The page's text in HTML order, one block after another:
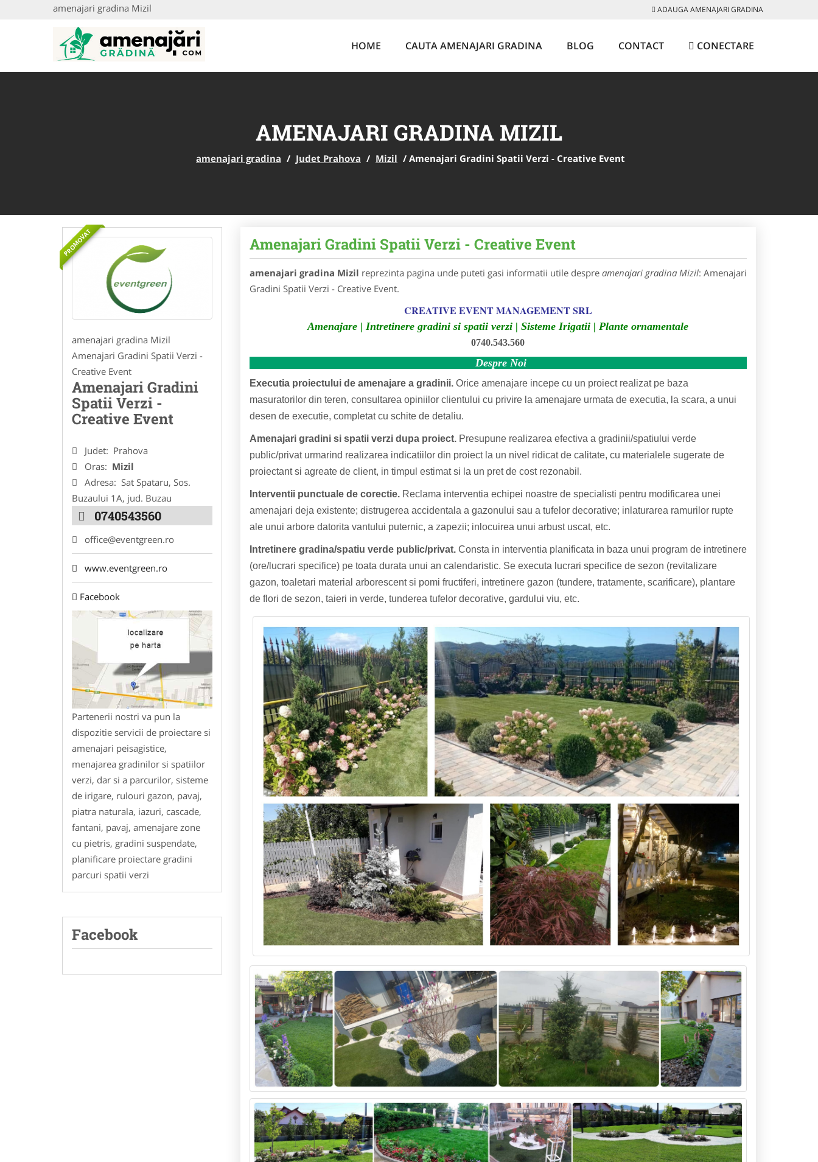
amenajari gradina Mizil ADAUGA AMENAJARI GRADINA
HOME CAUTA AMENAJARI GRADINA BLOG CONTACT CONECTARE
AMENAJARI GRADINA MIZIL
amenajari gradina / Judet Prahova / Mizil / Amenajari Gradini Spatii Verzi - Creative Event
PROMOVAT
amenajari gradina Mizil
Amenajari Gradini Spatii Verzi -
Creative Event
Amenajari Gradini
Spatii Verzi -
Creative Event
Judet: Prahova
Oras: Mizil
Adresa: Sat Spataru, Sos.
Buzaului 1A, jud. Buzau
0740543560
office@eventgreen.ro
www.eventgreen.ro
Facebook
Partenerii nostri va pun la
dispozitie servicii de proiectare si
amenajari peisagistice,
menajarea gradinilor si spatiilor
verzi, dar si a parcurilor, sisteme
de irigare, rulouri gazon, pavaj,
piatra naturala, iazuri, cascade,
fantani, pavaj, amenajare zone
cu pietris, gradini suspendate,
planificare proiectare gradini
parcuri spatii verzi
Facebook
Amenajari Gradini Spatii Verzi - Creative Event
amenajari gradina Mizil reprezinta pagina unde puteti gasi informatii utile despre amenajari gradina Mizil: Amenajari
Gradini Spatii Verzi - Creative Event.
CREATIVE EVENT MANAGEMENT SRL
Amenajare | Intretinere gradini si spatii verzi | Sisteme Irigatii | Plante ornamentale
0740.543.560
Despre Noi
Executia proiectului de amenajare a gradinii.Orice amenajare incepe cu un proiect realizat pe baza
masuratorilor din teren, consultarea opiniilor clientului cu privire la amenajare urmata de executia, la scara, a unui
desen de executie, completat cu schite de detaliu.
Amenajari gradini si spatii verzi dupa proiect.Presupune realizarea efectiva a gradinii/spatiului verde
public/privat urmarind realizarea indicatiilor din proiect la un nivel ridicat de calitate, cu materialele sugerate de
proiectant si agreate de client, in timpul estimat si la un pret de cost rezonabil.
Interventii punctuale de corectie.Reclama interventia echipei noastre de specialisti pentru modificarea unei
amenajari deja existente; distrugerea accidentala a gazonului sau a tufelor decorative; inlaturarea ramurilor rupte
ale unui arbore datorita vantului puternic, a zapezii; inlocuirea unui arbust uscat, etc.
Intretinere gradina/spatiu verde public/privat.Consta in interventia planificata in baza unui program de intretinere
(ore/lucrari specifice) pe toata durata unui an calendaristic. Se executa lucrari specifice de sezon (revitalizare
gazon, toaletari material arborescent si pomi fructiferi, intretinere gazon (tundere, tratamente, scarificare), plantare
de flori de sezon, taieri in verde, tunderea tufelor decorative, gardului viu, etc.